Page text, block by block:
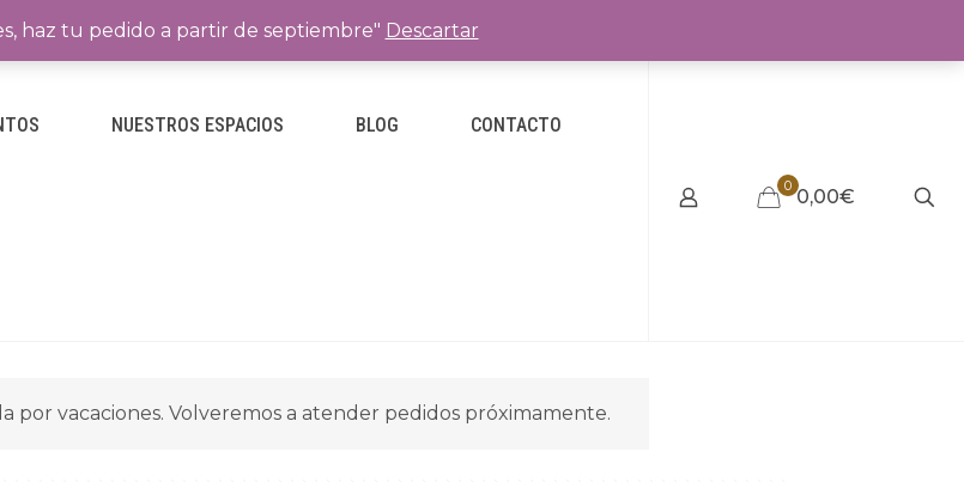
NUESTROS ESPACIOS BLOG CONTACTO
0 0,00€
vacaciones. Volveremos a atender pedidos próximamente.
haz tu pedido a partir de septiembre" Descartar